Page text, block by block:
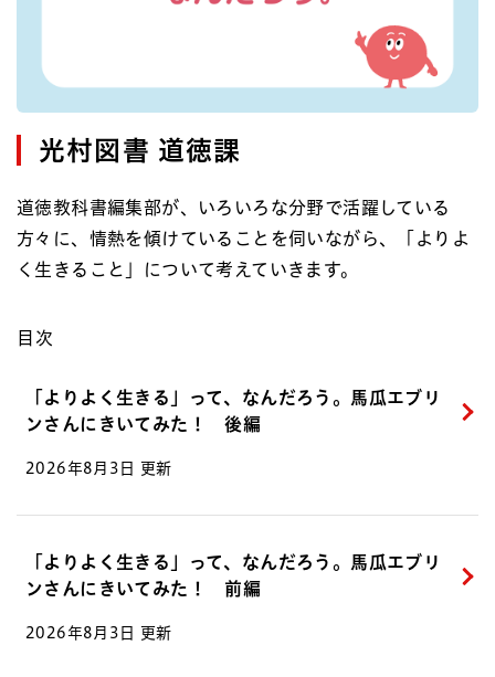
光村図書 道徳課
道徳教科書編集部が、いろいろな分野で活躍している
方々に、情熱を傾けていることを伺いながら、「よりよ
く生きること」について考えていきます。
目次
「よりよく生きる」って、なんだろう。馬瓜エブリ
ンさんにきいてみた！ 後編
2026年8月3日 更新
「よりよく生きる」って、なんだろう。馬瓜エブリ
ンさんにきいてみた！ 前編
2026年8月3日 更新